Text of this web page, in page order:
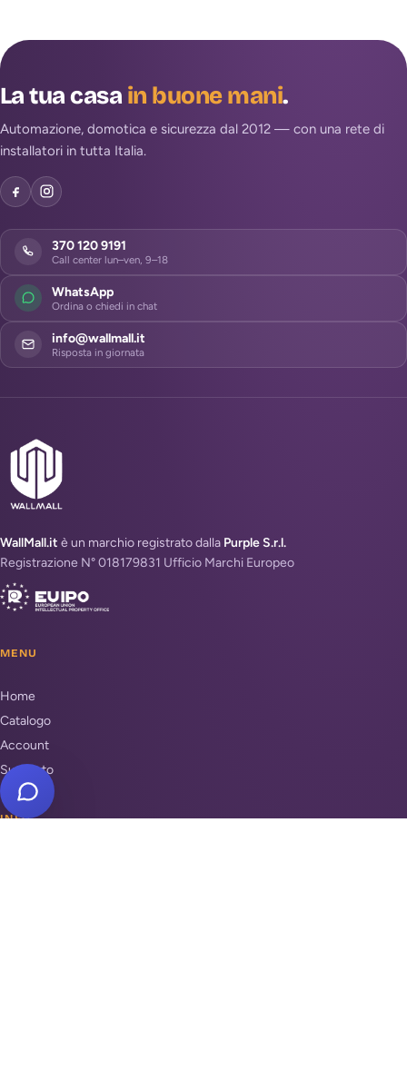
La tua casain buone mani.
Automazione, domotica e sicurezza dal 2012 — con una rete di
installatori in tutta Italia.
370 120 9191
Call center lun–ven, 9–18
WhatsApp
Ordina o chiedi in chat
info@wallmall.it
Risposta in giornata
WallMall.it è un marchio registrato dalla Purple S.r.l.
Registrazione N° 018179831 Ufficio Marchi Europeo
MENU
Home
Catalogo
Account
Supporto
INFO